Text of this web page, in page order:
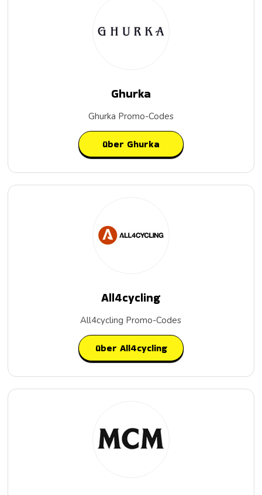
Ghurka
Ghurka Promo-Codes
über Ghurka
All4cycling
All4cycling Promo-Codes
über All4cycling